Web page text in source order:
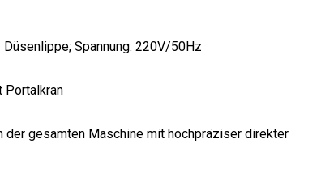
Spannung: 220V/50Hz
Portalkran
gesamten Maschine mit hochpräziser direkter